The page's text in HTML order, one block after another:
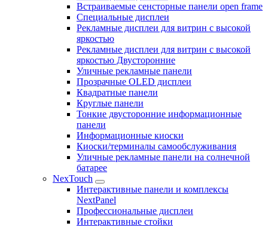
Встраиваемые сенсторные панели open frame
Специальные дисплеи
Рекламные дисплеи для витрин с высокой
яркостью
Рекламные дисплеи для витрин с высокой
яркостью Двусторонние
Уличные рекламные панели
Прозрачные OLED дисплеи
Квадратные панели
Круглые панели
Тонкие двусторонние информационные
панели
Информационные киоски
Киоски/терминалы самообслуживания
Уличные рекламные панели на солнечной
батарее
NexTouch
Интерактивные панели и комплексы
NextPanel
Профессиональные дисплеи
Интерактивные стойки